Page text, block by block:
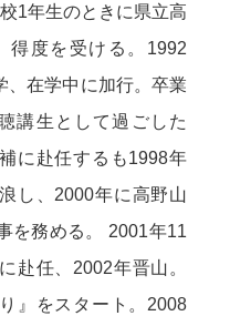
1年生のときに県立高
得度を受ける。1992
、在学中に加行。卒業
講生として過ごした
に赴任するも1998年
し、2000年に高野山
を務める。 2001年11
赴任、2002年晋山。
』をスタート。2008